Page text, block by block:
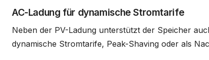
AC-Ladung für dynamische Stromtarife
Neben der PV-Ladung unterstützt der Speicher
dynamische Stromtarife, Peak-Shaving oder als